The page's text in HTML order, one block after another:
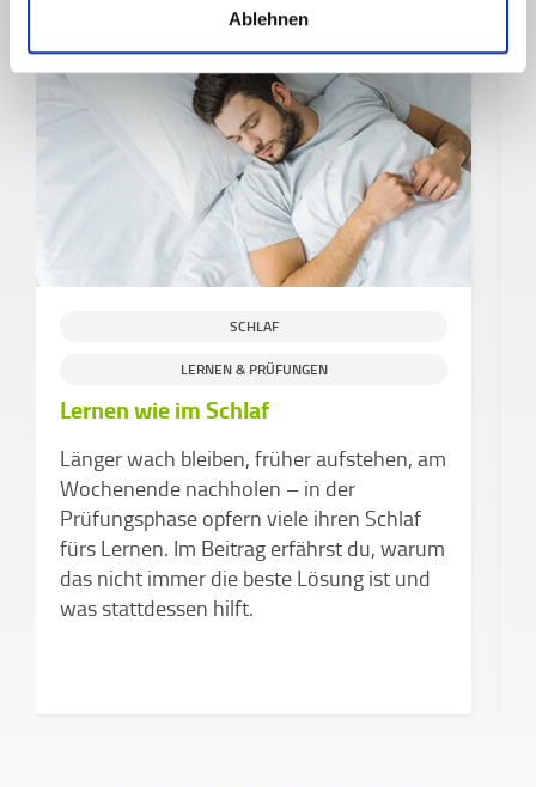
Ablehnen
SCHLAF
LERNEN & PRÜFUNGEN
Lernen wie im Schlaf
Länger wach bleiben, früher aufstehen, am
Wochenende nachholen – in der
Prüfungsphase opfern viele ihren Schlaf
fürs Lernen. Im Beitrag erfährst du, warum
das nicht immer die beste Lösung ist und
was stattdessen hilft.